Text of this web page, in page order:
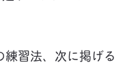
習法、次に掲げる